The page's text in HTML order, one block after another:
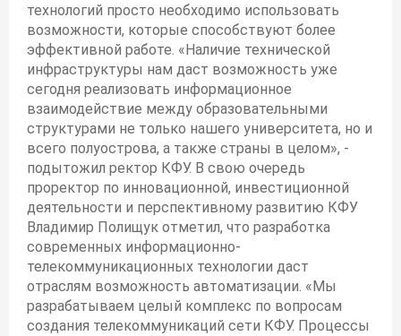
технологий просто необходимо использовать
возможности, которые способствуют более
эффективной работе. «Наличие технической
инфраструктуры нам даст возможность уже
сегодня реализовать информационное
взаимодействие между образовательными
структурами не только нашего университета, но и
всего полуострова, а также страны в целом», -
подытожил ректор КФУ. В свою очередь
проректор по инновационной, инвестиционной
деятельности и перспективному развитию КФУ
Владимир Полищук отметил, что разработка
современных информационно-
телекоммуникационных технологии даст
отраслям возможность автоматизации. «Мы
разрабатываем целый комплекс по вопросам
создания телекоммуникаций сети КФУ. Процессы